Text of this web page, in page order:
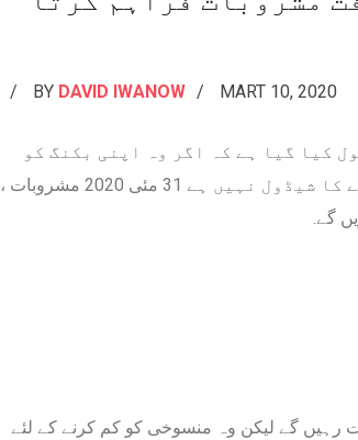
BY DAVID IWANOW MART 10, 2020
کیا گیا ہے کہ اگر وہ اپنی بکنگ کو
منسوخ نہیں کرتے ہیں * اب تک اس سے روانہ ہونے کا شیڈول نہیں ہے 31 مئی 2020 مشروبات ،
گے.
رہیں گے لیکن وہ منسوخی کو کم کرنے کے لئے